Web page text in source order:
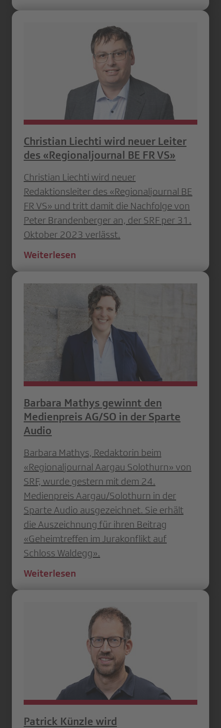
Christian Liechti wird neuer Leiter
des «Regionaljournal BE FR VS»
Christian Liechti wird neuer
Redaktionsleiter des «Regionaljournal BE
FR VS» und tritt damit die Nachfolge von
Peter Brandenberger an, der SRF per 31.
Oktober 2023 verlässt.
Weiterlesen
Barbara Mathys gewinnt den
Medienpreis AG/SO in der Sparte
Audio
Barbara Mathys, Redaktorin beim
«Regionaljournal Aargau Solothurn» von
SRF, wurde gestern mit dem 24.
Medienpreis Aargau/Solothurn in der
Sparte Audio ausgezeichnet. Sie erhält
die Auszeichnung für ihren Beitrag
«Geheimtreffen im Jurakonflikt auf
Schloss Waldegg».
Weiterlesen
Patrick Künzle wird